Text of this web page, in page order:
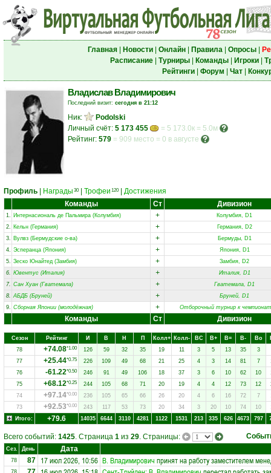
Главная| Новости| Онлайн| Правила| Опросы|
Расписание| Турниры| Команды| Игроки|
Рейтинги| Форум Чат|
Владислав Владимирович
Последний визит: сегодня в 21:12
Ник:
Podolski
Личный счёт: 5 173 455
= 5 173.0к = 5.0м
Рейтинг: 579 = 909 место = 0 в августе
Профиль Награды 30| Трофеи 120| Достижения
Команды
Ст Дивизион
1. Интернасиональ де Пальмира (Колумбия) +
Колумбия, D1
2. Кельн (Германия) +
Германия, D2
3. Вулвз (Бермудские о-ва) +
Бермуды, D1
4. Эсперанца (Япония) +
Япония, D1
5. Зеско Юнайтед (Замбия) +
Замбия, D2
6. Ювентус (Италия) +
Италия, D1
7. Сан Хуан (Гватемала) +
Гватемала, D1
8. АБДБ (Бруней) +
Бруней, D1
9. Сборная Японии (молодёжная) + Отборочный турнир к
Команды Ст Дивизион
Сезон Рейтинг И В Н П Колл+ Колл- ВC В+ В= В- Вo
78
+74.08*1.00 126 59 32 35 19 11 3 5 13 35
3
77
+25.44*0.75 226 109 49 68 21 25 4 3 14 81 7
76
-61.22*0.50 246 91 49 106 18 37 3 6 10 62 10
75
+68.12*0.25 244 105 68 71 20 19 4 4 12 73 12
74
+97.14*0.00 236 105 65 66 26 20 4 6 16 72 7
73
+92.53*0.00 243 117 53 73 20 34 3 20 10 74 10
Итого:
+79.6 14035 6644 3110 4281 1122 1531 213 335 626 4673 797
Всего событий: 1425. Страница 1 из 29. Страницы:
Сез. День Дата
78 87 17 июл 2026, 10:56 В. Владимирович принят на работу заместителем
78